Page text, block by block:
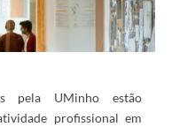
pela UMinho estão
profissional em